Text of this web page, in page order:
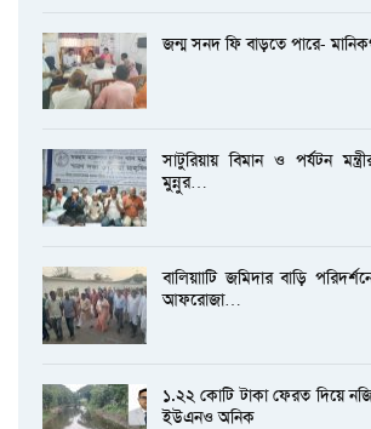
জন্ম সনদ ফি বাড়তে পারে-
সাটুরিয়ায় বিমান ও পর্যটন
মুন্নুর…
বালিয়াাটি জমিদার বাড়ি
আফরোজা…
১.২২ কোটি টাকা ফেরত দিয়ে
ইউএনও অনিক